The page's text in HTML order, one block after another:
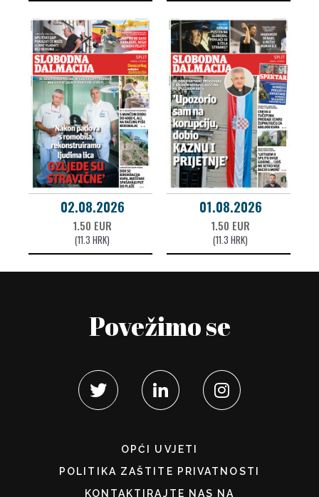
02.08.2026
1.50 EUR
(11.3 HRK)
01.08.2026
1.50 EUR
(11.3 HRK)
Povežimo se
OPĆI UVJETI
POLITIKA ZAŠTITE PRIVATNOSTI
KONTAKTIRAJTE NAS NA